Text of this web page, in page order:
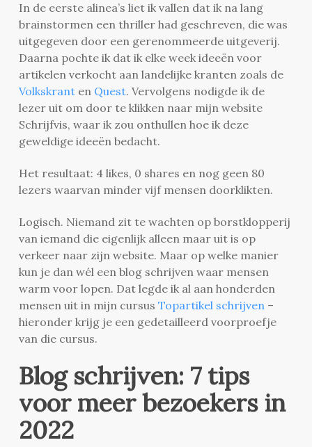
In de eerste alinea’s liet ik vallen dat ik na lang
brainstormen een thriller had geschreven, die was
uitgegeven door een gerenommeerde uitgeverij.
Daarna pochte ik dat ik elke week ideeën voor
artikelen verkocht aan landelijke kranten zoals de
Volkskranten Quest. Vervolgens nodigde ik de
lezer uit om door te klikken naar mijn website
Schrijfvis, waar ik zou onthullen hoe ik deze
geweldige ideeën bedacht.
Het resultaat: 4 likes, 0 shares en nog geen 80
lezers waarvan minder vijf mensen doorklikten.
Logisch. Niemand zit te wachten op borstklopperij
van iemand die eigenlijk alleen maar uit is op
verkeer naar zijn website. Maar op welke manier
kun je dan wél een blog schrijven waar mensen
warm voor lopen. Dat legde ik al aan honderden
mensen uit in mijn cursus Topartikel schrijven–
hieronder krijg je een gedetailleerd voorproefje
van die cursus.
Blog schrijven: 7 tips
voor meer bezoekers in
2022